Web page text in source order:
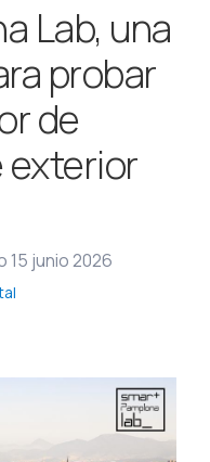
Lab, una
probar
de
exterior
15 junio 2026